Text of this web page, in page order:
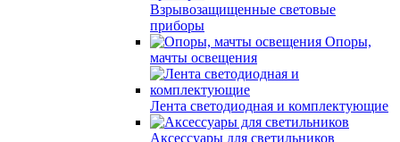
Взрывозащищенные световые
приборы
Опоры,
мачты освещения
Лента светодиодная и комплектующие
Аксессуары для светильников